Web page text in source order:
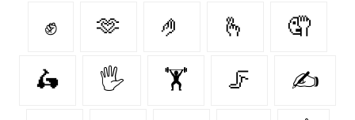
✊ 🫶 🤌 🫰 🤦‍
🛵 🖐️ 🏋️‍ 🦵 ✍